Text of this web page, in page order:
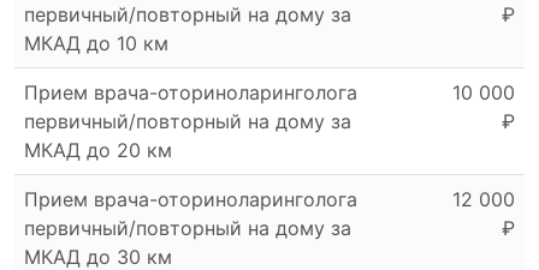
первичный/повторный на дому за
МКАД до 10 км
₽
Прием врача-оториноларинголога
первичный/повторный на дому за
МКАД до 20 км
10 000
₽
Прием врача-оториноларинголога
первичный/повторный на дому за
МКАД до 30 км
12 000
₽